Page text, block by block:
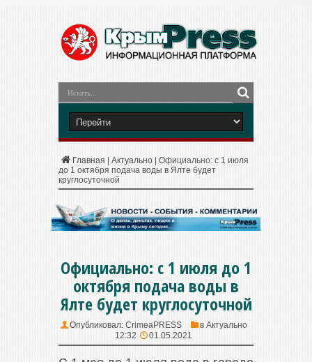
Главная Актуально
Официально: с 1 июля
до 1 октября подача воды в Ялте будет
круглосуточной
Официально: с 1 июля до 1
октября подача воды в
Ялте будет круглосуточной
Опубликовал: CrimeaPRESS в Актуально
12:32
01.05.2021